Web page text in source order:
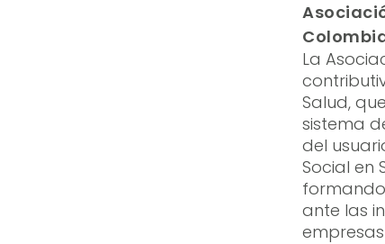
La
Salud,
sistema
del
Social en
ante las